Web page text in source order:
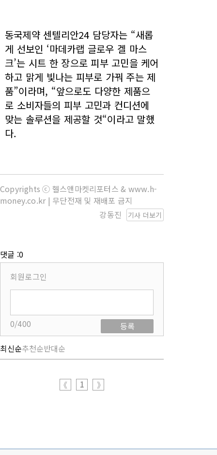
동국제약 센텔리안24 담당자는 “새롭
게 선보인 ‘마데카랩 글로우 겔 마스
크’는 시트 한 장으로 피부 고민을 케어
하고 맑게 빛나는 피부로 가꿔 주는 제
품”이라며, “앞으로도 다양한 제품으
로 소비자들의 피부 고민과 컨디션에
맞는 솔루션을 제공할 것“이라고 말했
다.
Copyrights ⓒ 헬스앤마켓리포터스 & www.h-
money.co.kr | 무단전재 및 재배포 금지
기사 더보기
강동진
댓글 :0
회원로그인
0/400
등록
최신순추천순반대순
《 1 》